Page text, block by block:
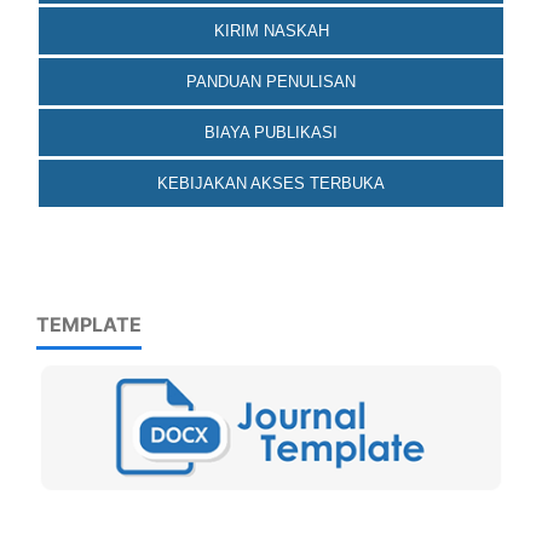
KIRIM NASKAH
PANDUAN PENULISAN
BIAYA PUBLIKASI
KEBIJAKAN AKSES TERBUKA
TEMPLATE